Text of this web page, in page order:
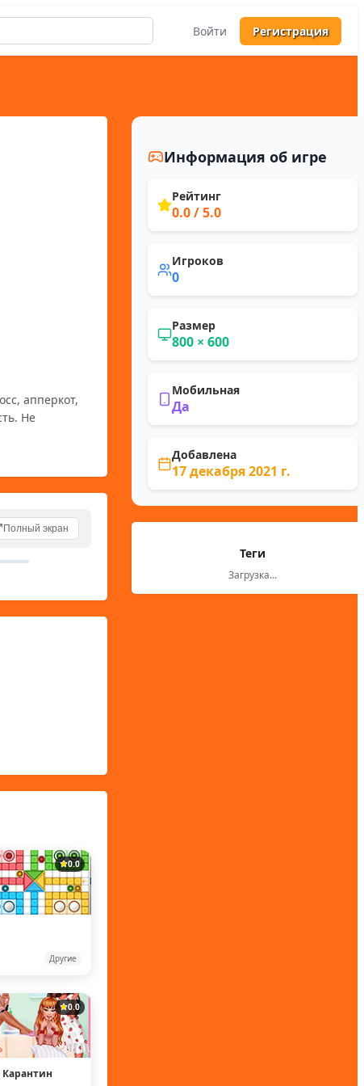
Войти Регистрация
апперкот,
Не
Полный экран
0.0
Другие
0.0
Информация об игре
Рейтинг
0.0/ 5.0
Игроков
0
Размер
800 × 600
Мобильная
Да
Добавлена
17 декабря 2021 г.
Теги
Загрузка...